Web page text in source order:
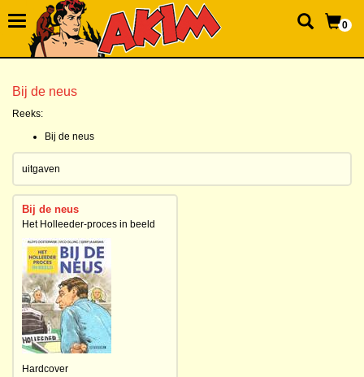
0
Bij de neus
Reeks:
Bij de neus
uitgaven
Bij de neus
Het Holleeder-proces in beeld
Hardcover